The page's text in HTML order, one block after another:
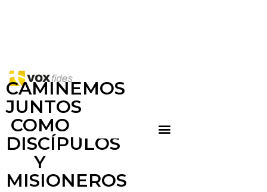
CAMINEMOS
JUNTOS
COMO
DISCÍPULOS
Y
MISIONEROS